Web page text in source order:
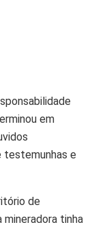
em
testemunhas e
de
mineradora tinha